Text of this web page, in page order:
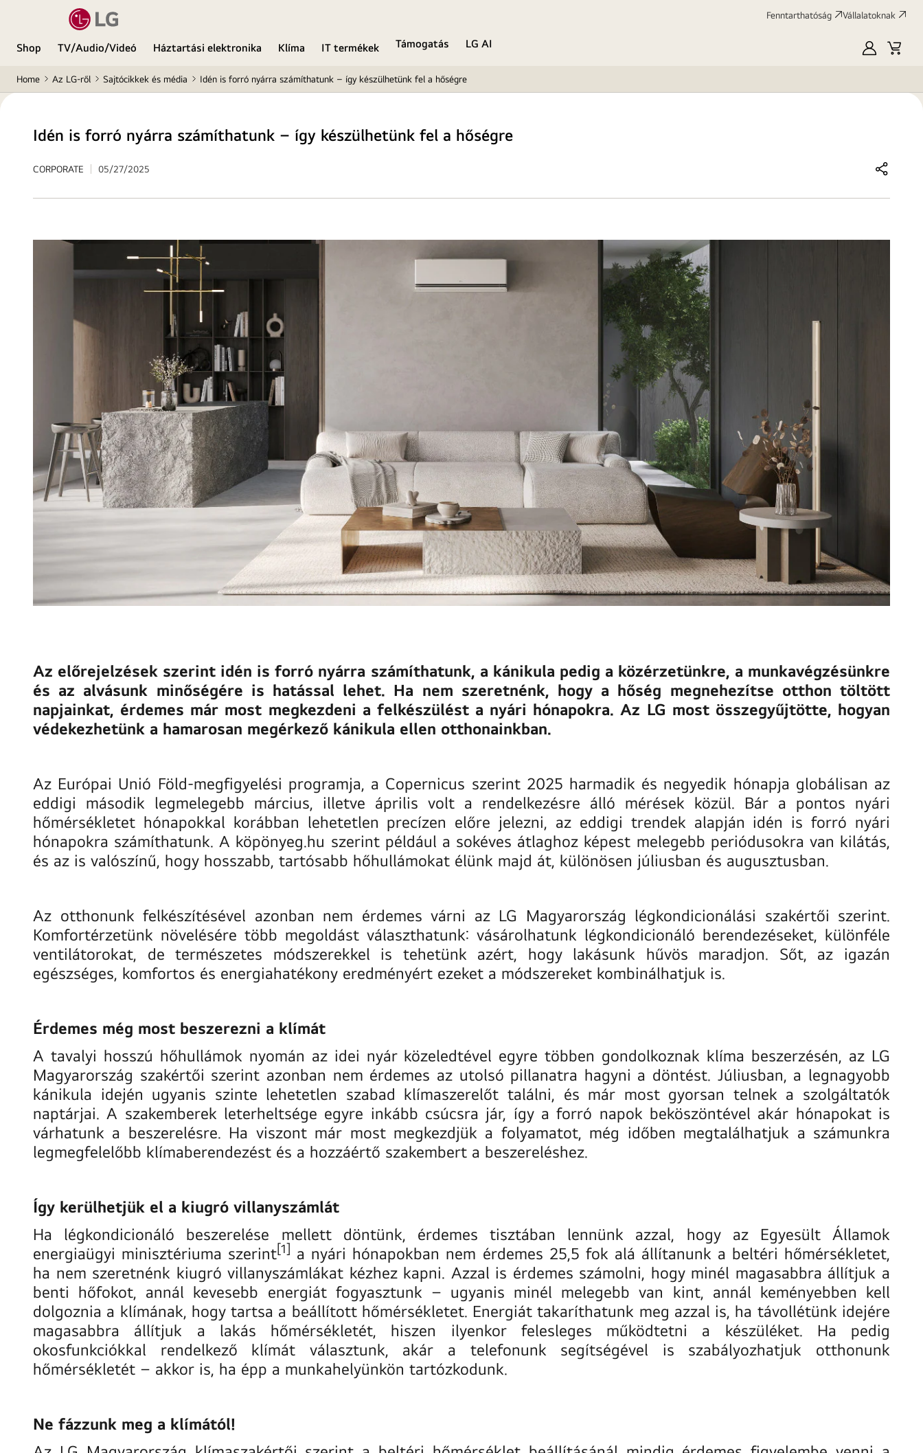
Fenntarthatóság Vállalatoknak
Shop TV/Audio/Videó Háztartási elektronika Klíma IT termékek Támogatás
LG AI
SajátKosár
Home Az LG-ről Sajtócikkek és média Idén is forró nyárra számíthatunk – így készülhetünk fel a hőségre
Idén is forró nyárra számíthatunk – így készülhetünk fel a hőségre
CORPORATE 05/27/2025
Az előrejelzések szerint idén is forró nyárra számíthatunk, a kánikula pedig a közérzetünkre, a munkavégzésünkre
és az alvásunk minőségére is hatással lehet. Ha nem szeretnénk, hogy a hőség megnehezítse otthon töltött
napjainkat, érdemes már most megkezdeni a felkészülést a nyári hónapokra. Az LG most összegyűjtötte, hogyan
védekezhetünk a hamarosan megérkező kánikula ellen otthonainkban.
Az Európai Unió Föld-megfigyelési programja, a Copernicus szerint 2025 harmadik és negyedik hónapja globálisan az
eddigi második legmelegebb március, illetve április volt a rendelkezésre álló mérések közül. Bár a pontos nyári
hőmérsékletet hónapokkal korábban lehetetlen precízen előre jelezni, az eddigi trendek alapján idén is forró nyári
hónapokra számíthatunk. A köpönyeg.hu szerint például a sokéves átlaghoz képest melegebb periódusokra van kilátás,
és az is valószínű, hogy hosszabb, tartósabb hőhullámokat élünk majd át, különösen júliusban és augusztusban.
Az otthonunk felkészítésével azonban nem érdemes várni az LG Magyarország légkondicionálási szakértői szerint.
Komfortérzetünk növelésére több megoldást választhatunk: vásárolhatunk légkondicionáló berendezéseket, különféle
ventilátorokat, de természetes módszerekkel is tehetünk azért, hogy lakásunk hűvös maradjon. Sőt, az igazán
egészséges, komfortos és energiahatékony eredményért ezeket a módszereket kombinálhatjuk is.
Érdemes még most beszerezni a klímát
A tavalyi hosszú hőhullámok nyomán az idei nyár közeledtével egyre többen gondolkoznak klíma beszerzésén, az LG
Magyarország szakértői szerint azonban nem érdemes az utolsó pillanatra hagyni a döntést. Júliusban, a legnagyobb
kánikula idején ugyanis szinte lehetetlen szabad klímaszerelőt találni, és már most gyorsan telnek a szolgáltatók
naptárjai. A szakemberek leterheltsége egyre inkább csúcsra jár, így a forró napok beköszöntével akár hónapokat is
várhatunk a beszerelésre. Ha viszont már most megkezdjük a folyamatot, még időben megtalálhatjuk a számunkra
legmegfelelőbb klímaberendezést és a hozzáértő szakembert a beszereléshez.
Így kerülhetjük el a kiugró villanyszámlát
Ha légkondicionáló beszerelése mellett döntünk, érdemes tisztában lennünk azzal, hogy az Egyesült Államok
energiaügyi minisztériuma szerint[1] a nyári hónapokban nem érdemes 25,5 fok alá állítanunk a beltéri hőmérsékletet,
ha nem szeretnénk kiugró villanyszámlákat kézhez kapni. Azzal is érdemes számolni, hogy minél magasabbra állítjuk a
benti hőfokot, annál kevesebb energiát fogyasztunk – ugyanis minél melegebb van kint, annál keményebben kell
dolgoznia a klímának, hogy tartsa a beállított hőmérsékletet. Energiát takaríthatunk meg azzal is, ha távollétünk idejére
magasabbra állítjuk a lakás hőmérsékletét, hiszen ilyenkor felesleges működtetni a készüléket. Ha pedig
okosfunkciókkal rendelkező klímát választunk, akár a telefonunk segítségével is szabályozhatjuk otthonunk
hőmérsékletét – akkor is, ha épp a munkahelyünkön tartózkodunk.
Ne fázzunk meg a klímától!